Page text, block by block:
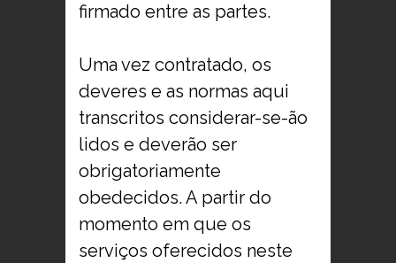
firmado entre as partes.
Uma vez contratado, os
deveres e as normas aqui
transcritos considerar-se-ão
lidos e deverão ser
obrigatoriamente
obedecidos. A partir do
momento em que os
serviços oferecidos neste